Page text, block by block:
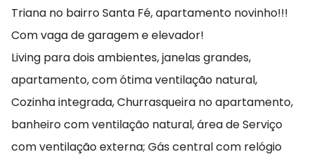
Triana no bairro Santa Fé, apartamento novinho!!!
Com vaga de garagem e elevador!
Living para dois ambientes, janelas grandes,
apartamento, com ótima ventilação natural,
Cozinha integrada, Churrasqueira no apartamento,
banheiro com ventilação natural, área de Serviço
com ventilação externa; Gás central com relógio